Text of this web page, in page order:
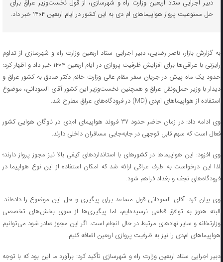
دبیر اجرایی ستاد اربعین وزارت راه و شهرسازی، از قول نخست‌وزیر عراق برای
حل ممنوعیت پرواز هواپیماهای ام دی به این کشور در ایام اربعین ۱۴۰۴ خبر داد.
به گزارش بازار، ناصر رضایی، دبیر اجرایی ستاد اربعین وزارت راه و شهرسازی از تداوم
رایزنی‌ با عراقی‌ها برای افزایش ظرفیت پروازی در ایام اربعین ۱۴۰۴ خبر داد و اظهار کرد:
حدود یک ماه پیش در جریان سفر مقام عالی وزارت خانم دکتر صادق به کشور عراق و
دیدار با وزیر حمل‌ونقل عراق و همچنین نخست‌وزیر این کشور آقای السودانی، موضوع
استفاده از هواپیماهای ام‌دی (MD) در فرودگاه‌های عراق مطرح شد.
وی ادامه داد: در زمان حاضر حدود ۳۷ فروند هواپیمای ام‌دی در ناوگان هوایی کشور
فعال است که سهم قابل توجهی در جابه‌جایی مسافران داخلی دارند.
وی افزود: این هواپیماها در کشورهای با استانداردهای کیفی بالا نیز مجوز پرواز دارند؛
لذا این درخواست به طرف عراقی ارائه شد که امکان استفاده از این نوع هواپیما در
فرودگاه‌های نجف و بغداد فراهم شود.
وی بیان کرد: آقای السودانی قول مساعد برای پیگیری و حل این موضوع را داده‌اند.
البته هنوز به توافق قطعی نرسیده‌ایم، اما پیگیری‌ها از سوی بخش‌های تخصصی
وزارتخانه و سایر نهادهای مرتبط در حال انجام است. اگر این مجوز صادر شود می‌توانیم
هواپیماهای ام‌دی را نیز به ظرفیت پروازی اربعین اضافه کنیم.
دبیر اجرایی ستاد اربعین وزارت راه و شهرسازی تأکید کرد: برآورد ما این بود که با توجه